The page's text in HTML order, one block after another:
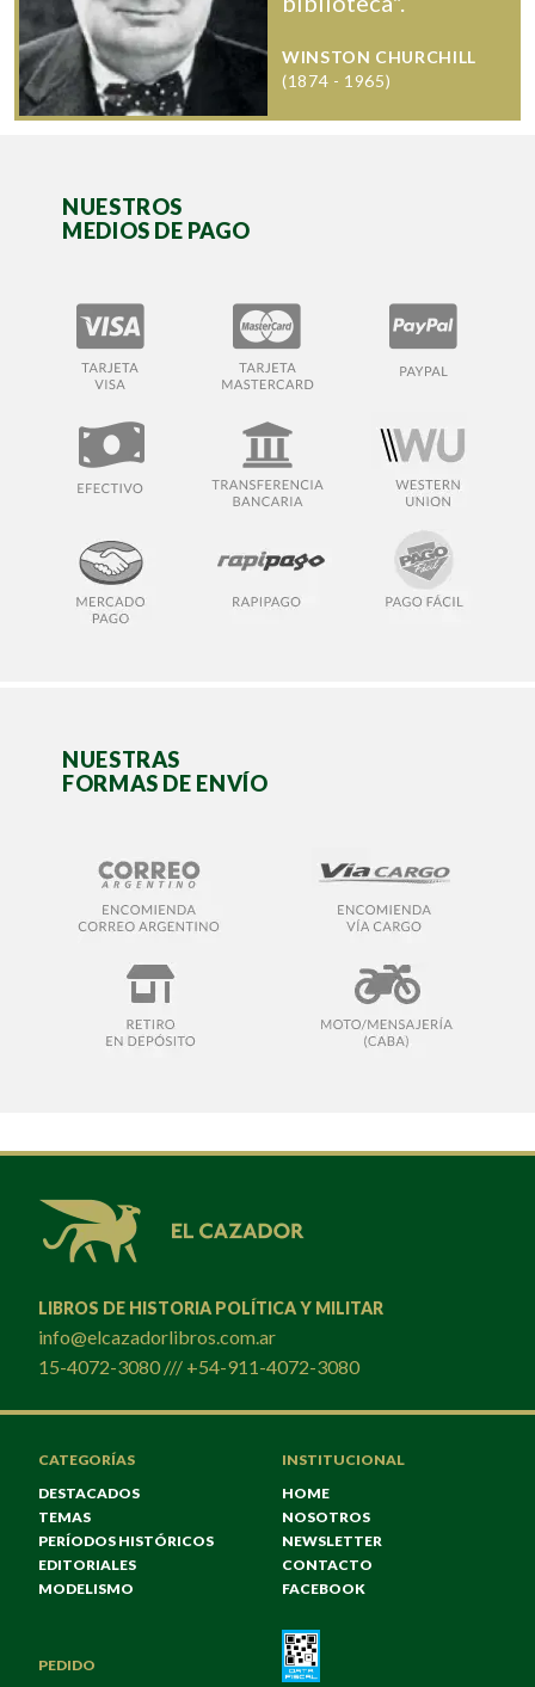
WINSTON CHURCHILL
(1874 - 1965)
NUESTROS
MEDIOS DE PAGO
NUESTRAS
FORMAS DE ENVÍO
LIBROS DE HISTORIA POLÍTICA Y MILITAR
info@elcazadorlibros.com.ar
15-4072-3080 /// +54-911-4072-3080
CATEGORÍAS
DESTACADOS
TEMAS
PERÍODOS HISTÓRICOS
EDITORIALES
MODELISMO
INSTITUCIONAL
HOME
NOSOTROS
NEWSLETTER
CONTACTO
FACEBOOK
PEDIDO